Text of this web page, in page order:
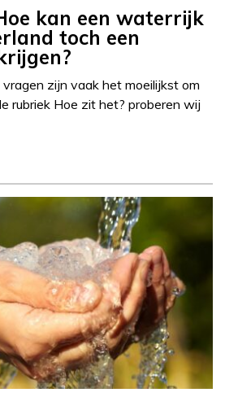
kan een waterrijk
toch een
zijn vaak het moeilijkst om
rubriek Hoe zit het? proberen wij